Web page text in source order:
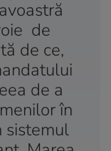
de
de ce,
de a
în
sistemul